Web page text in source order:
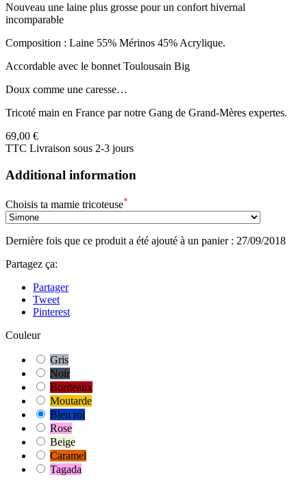
Nouveau une laine plus grosse pour un confort hivernal
incomparable
Composition : Laine 55% Mérinos 45% Acrylique.
Accordable avec le bonnet Toulousain Big
Doux comme une caresse…
Tricoté main en France par notre Gang de Grand-Mères expertes.
69,00 €
TTC Livraison sous 2-3 jours
Additional information
Choisis ta mamie tricoteuse*
Dernière fois que ce produit a été ajouté à un panier : 27/09/2018
Partagez ça:
Partager
Tweet
Pinterest
Couleur
Gris
Noir
Bordeaux
Moutarde
Bleu roi
Rose
Beige
Caramel
Tagada